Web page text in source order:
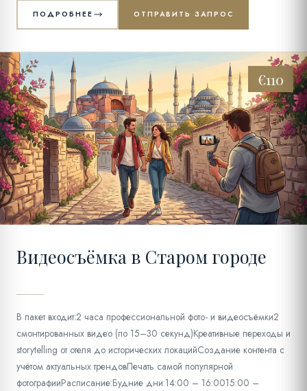
ПОДРОБНЕЕ ОТПРАВИТЬ ЗАПРОС
€110
11
Видеосъёмка в Старом городе
В пакет входит:2 часа профессиональной фото- и видеосъёмки2
смонтированных видео (по 15–30 секунд)Креативные переходы и
storytelling от отеля до исторических локацийСоздание контента с
учётом актуальных трендовПечать самой популярной
фотографииРасписание:Будние дни:14:00 – 16:0015:00 –